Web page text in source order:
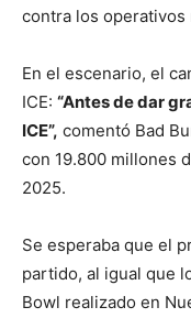
contra los operativos
En el escenario, el
ICE: “Antes de dar
ICE”, comentó Bad
con 19.800 millones
2025.
Se esperaba que el
partido, al igual que
Bowl realizado en